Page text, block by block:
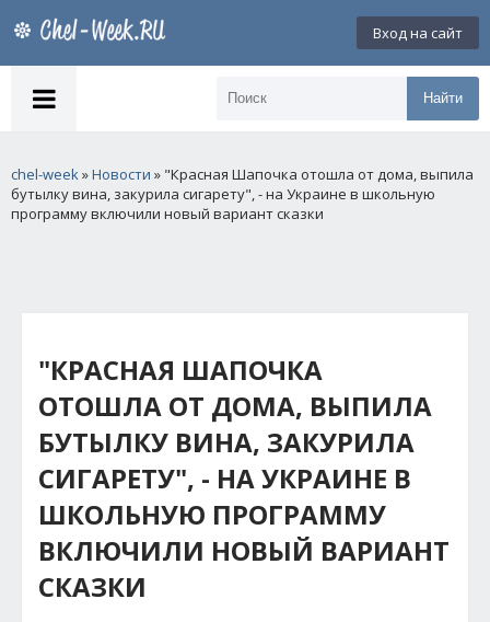
Вход на сайт
Найти
chel-week»Новости » "Красная Шапочка отошла от дома, выпила
бутылку вина, закурила сигарету", - на Украине в школьную
программу включили новый вариант сказки
"КРАСНАЯ ШАПОЧКА
ОТОШЛА ОТ ДОМА, ВЫПИЛА
БУТЫЛКУ ВИНА, ЗАКУРИЛА
СИГАРЕТУ", - НА УКРАИНЕ В
ШКОЛЬНУЮ ПРОГРАММУ
ВКЛЮЧИЛИ НОВЫЙ ВАРИАНТ
СКАЗКИ